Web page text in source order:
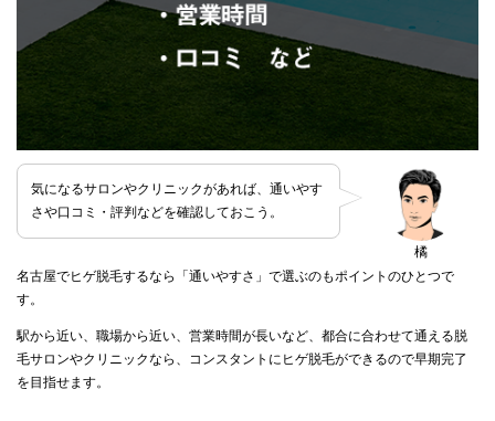
橘
気になるサロンやクリニックがあれば、通いやす
さや口コミ・評判などを確認しておこう。
名古屋でヒゲ脱毛するなら「通いやすさ」で選ぶのもポイントのひとつで
す。
駅から近い、職場から近い、営業時間が長いなど、都合に合わせて通える脱
毛サロンやクリニックなら、コンスタントにヒゲ脱毛ができるので早期完了
を目指せます。